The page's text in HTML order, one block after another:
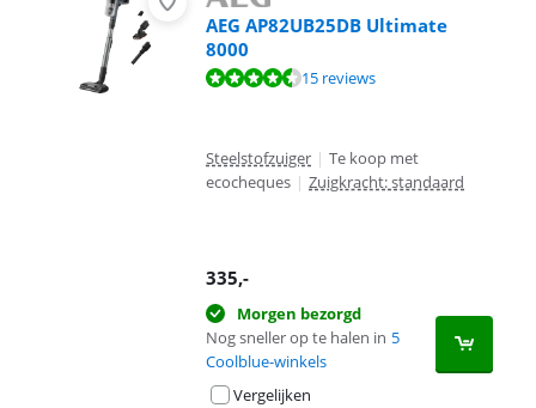
AEG AP82UB25DB Ultimate
8000
Beoordeling is 9,0 van de 10, gebaseerd op 15 reviews.
15 reviews
Steelstofzuiger | Te koop met
ecocheques | Zuigkracht: standaard
335,-
Morgen bezorgd
Nog sneller op te halen in 5
Coolblue-winkels
Vergelijken